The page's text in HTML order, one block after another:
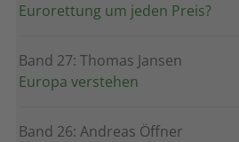
Eurorettung um jeden Preis?
Band 27: Thomas Jansen
Europa verstehen
Band 26: Andreas Öffner